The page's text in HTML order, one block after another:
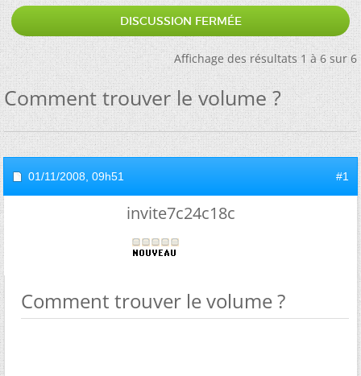
DISCUSSION FERMÉE
Affichage des résultats 1 à 6 sur 6
Comment trouver le volume ?
01/11/2008, 09h51 #1
invite7c24c18c
Comment trouver le volume ?